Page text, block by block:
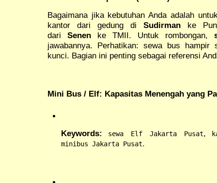
Bagaimana jika kebutuhan Anda adalah
kantor dari gedung di Sudirmanke
dariSenen ke TMII. Untuk rombongan,
jawabannya. Perhatikan: sewa bus hampir
kunci. Bagian ini penting sebagai referensi
Mini Bus / Elf: Kapasitas Menengah yang
Keywords: sewa Elf Jakarta Pusat,
minibus Jakarta Pusat.